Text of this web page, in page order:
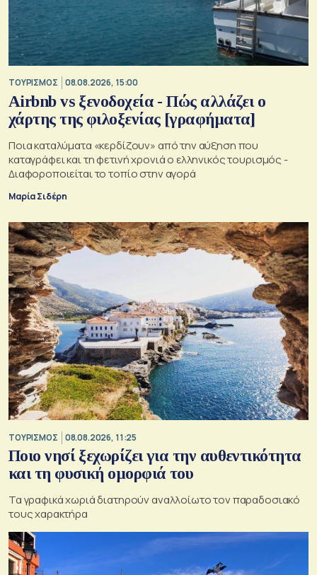
ΤΟΥΡΙΣΜΟΣ 08.08.2026, 15:00
Airbnb vs ξενοδοχεία - Πώς αλλάζει ο
χάρτης της φιλοξενίας [γραφήματα]
Ποια καταλύματα «κερδίζουν» από την αύξηση που
καταγράφει και τη φετινή χρονιά ο ελληνικός τουρισμός -
Διαφοροποιείται το τοπίο στην αγορά
Μαρία Σιδέρη
ΤΟΥΡΙΣΜΟΣ 08.08.2026, 11:25
Ποιο νησί ξεχωρίζει για την αυθεντικότητα
και τη φυσική ομορφιά του
Τα γραφικά χωριά διατηρούν αναλλοίωτο τον παραδοσιακό
τους χαρακτήρα